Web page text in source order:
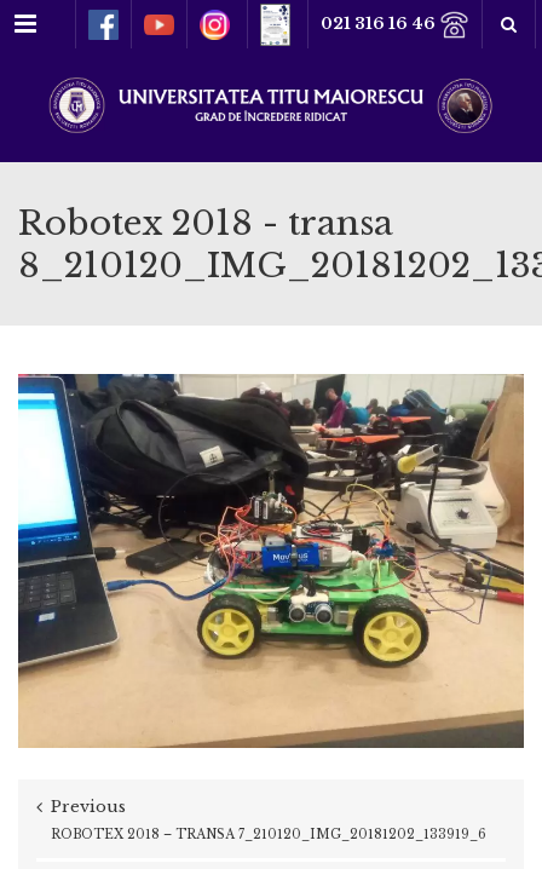
Meniu 021 316 16 46
Robotex 2018 - transa
Previous
ROBOTEX 2018 – TRANSA 7_210120_IMG_20181202_133919_6